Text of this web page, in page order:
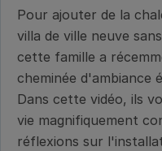
Pour ajouter de la
villa de ville neuve
cette famille a
cheminée d'ambiance
Dans cette vidéo, ils
vie magnifiquement
réflexions sur